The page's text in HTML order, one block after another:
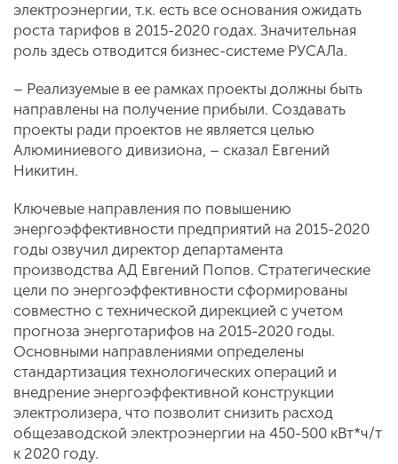
электроэнергии, т.к. есть все основания ожидать
роста тарифов в 2015-2020 годах. Значительная
роль здесь отводится бизнес-системе РУСАЛа.
– Реализуемые в ее рамках проекты должны быть
направлены на получение прибыли. Создавать
проекты ради проектов не является целью
Алюминиевого дивизиона, – сказал Евгений
Никитин.
Ключевые направления по повышению
энергоэффективности предприятий на 2015-2020
годы озвучил директор департамента
производства АД Евгений Попов. Стратегические
цели по энергоэффективности сформированы
совместно с технической дирекцией с учетом
прогноза энерготарифов на 2015-2020 годы.
Основными направлениями определены
стандартизация технологических операций и
внедрение энергоэффективной конструкции
электролизера, что позволит снизить расход
общезаводской электроэнергии на 450-500 кВт*ч/т
к 2020 году.